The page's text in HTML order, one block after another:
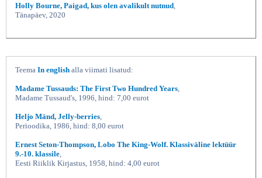
Holly Bourne, Paigad, kus olen avalikult nutnud
Tänapäev, 2020
Teema In english alla viimati lisatud:
Madame Tussauds: The First Two Hundred Years
Madame Tussaud's, 1996, hind: 7,00 eurot
Heljo Mänd, Jelly-berries
Perioodika, 1986, hind: 8,00 eurot
Ernest Seton-Thompson, Lobo The King-Wolf. Klassiväline lektüür
9.-10. klassile
Eesti Riiklik Kirjastus, 1958, hind: 4,00 eurot